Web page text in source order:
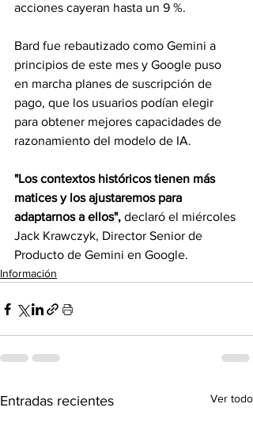
acciones cayeran hasta un 9 %.
Bard fue rebautizado como Gemini a
principios de este mes y Google puso
en marcha planes de suscripción de
pago, que los usuarios podían elegir
para obtener mejores capacidades de
razonamiento del modelo de IA.
"Los contextos históricos tienen más
matices y los ajustaremos para
adaptarnos a ellos", declaró el miércoles
Jack Krawczyk, Director Senior de
Producto de Gemini en Google.
Información
Entradas recientes Ver todo